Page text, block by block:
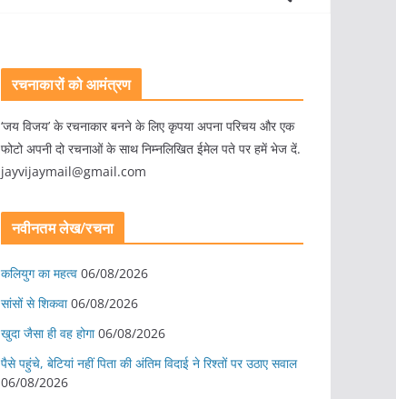
रचनाकारों को आमंत्रण
‘जय विजय’ के रचनाकार बनने के लिए कृपया अपना परिचय और एक
फोटो अपनी दो रचनाओं के साथ निम्नलिखित ईमेल पते पर हमें भेज दें.
jayvijaymail@gmail.com
नवीनतम लेख/रचना
कलियुग का महत्व 06/08/2026
सांसों से शिकवा 06/08/2026
खुदा जैसा ही वह होगा 06/08/2026
पैसे पहुंचे, बेटियां नहीं पिता की अंतिम विदाई ने रिश्तों पर उठाए सवाल
06/08/2026